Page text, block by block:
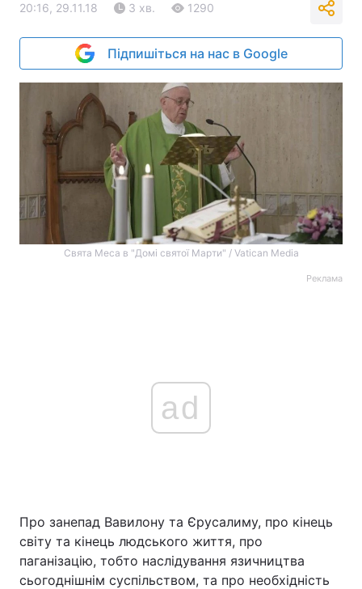
20:16, 29.11.18 3 хв. 1290
Підпишіться на нас в Google
Свята Меса в "Домі святої Марти" / Vatican Media
Реклама
ad
Про занепад Вавилону та Єрусалиму, про кінець
світу та кінець людського життя, про
паганізацію, тобто наслідування язичництва
сьогоднішнім суспільством, та про необхідність